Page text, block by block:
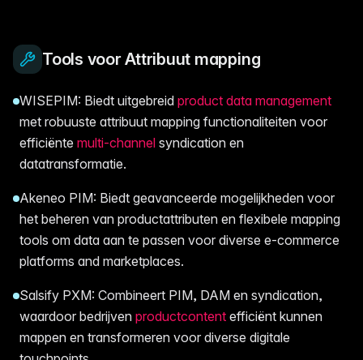
Tools voor Attribuut mapping
WISEPIM: Biedt uitgebreid product data management
met robuuste attribuut mapping functionaliteiten voor
efficiënte multi-channel syndication en
datatransformatie.
Akeneo PIM: Biedt geavanceerde mogelijkheden voor
het beheren van productattributen en flexibele mapping
tools om data aan te passen voor diverse e-commerce
platforms and marketplaces.
Salsify PXM: Combineert PIM, DAM en syndication,
waardoor bedrijven productcontent efficiënt kunnen
mappen en transformeren voor diverse digitale